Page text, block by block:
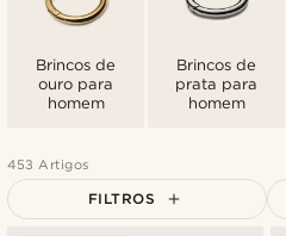
Brincos de
ouro para
homem
Brincos de
prata para
homem
453 Artigos
FILTROS